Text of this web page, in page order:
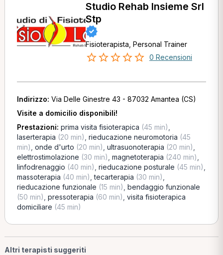
Studio Rehab Insieme Srl
Stp
Fisioterapista, Personal Trainer
0 Recensioni
Indirizzo: Via Delle Ginestre 43 - 87032 Amantea (CS)
Visite a domicilio disponibili!
Prestazioni: prima visita fisioterapica (45 min)
laserterapia (20 min) rieducazione neuromotoria (45
min) onde d'urto (20 min) ultrasuonoterapia (20 min)
elettrostimolazione (30 min) magnetoterapia (240 min)
linfodrenaggio (40 min) rieducazione posturale (45 min)
massoterapia (40 min) ,tecarterapia (30 min)
rieducazione funzionale (15 min) bendaggio funzionale
(50 min) pressoterapia (60 min) visita fisioterapica
domiciliare (45 min)
Altri terapisti suggeriti